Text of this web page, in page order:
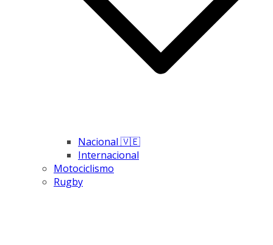
Nacional 🇻🇪
Internacional
Motociclismo
Rugby